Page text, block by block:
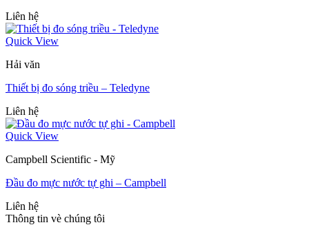
Liên hệ
Quick View
Hải văn
Thiết bị đo sóng triều – Teledyne
Liên hệ
Quick View
Campbell Scientific - Mỹ
Đầu đo mực nước tự ghi – Campbell
Liên hệ
Thông tin vè chúng tôi